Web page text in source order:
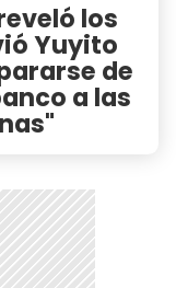
los
Yuyito
de
a las